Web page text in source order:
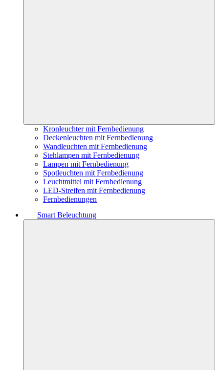
Kronleuchter mit Fernbedienung
Deckenleuchten mit Fernbedienung
Wandleuchten mit Fernbedienung
Stehlampen mit Fernbedienung
Lampen mit Fernbedienung
Spotleuchten mit Fernbedienung
Leuchtmittel mit Fernbedienung
LED-Streifen mit Fernbedienung
Fernbedienungen
Smart Beleuchtung